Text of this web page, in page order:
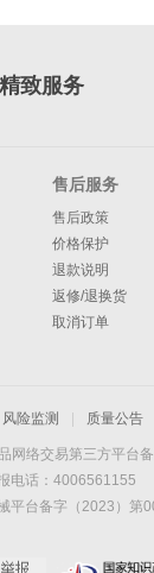
致服务
售后服务
售后政策
价格保护
退款说明
返修/退换货
取消订单
风险监测 质量公告
网络交易第三方平台
电话：4006561155
平台备字（2023）第